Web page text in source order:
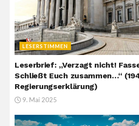
LESERSTIMMEN
Leserbrief: „Verzagt nicht!
Schließt Euch zusammen…“
Regierungserklärung)
9. Mai 2025